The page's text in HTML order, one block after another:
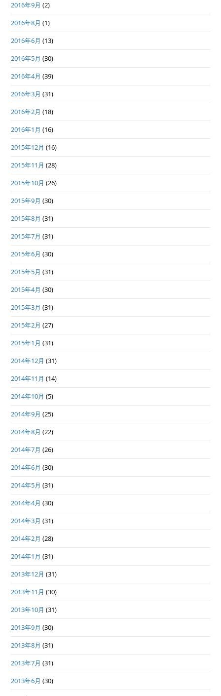
2016年9月 (2)
2016年8月 (1)
2016年6月 (13)
2016年5月 (30)
2016年4月 (39)
2016年3月 (31)
2016年2月 (18)
2016年1月 (16)
2015年12月 (16)
2015年11月 (28)
2015年10月 (26)
2015年9月 (30)
2015年8月 (31)
2015年7月 (31)
2015年6月 (30)
2015年5月 (31)
2015年4月 (30)
2015年3月 (31)
2015年2月 (27)
2015年1月 (31)
2014年12月 (31)
2014年11月 (14)
2014年10月 (5)
2014年9月 (25)
2014年8月 (22)
2014年7月 (26)
2014年6月 (30)
2014年5月 (31)
2014年4月 (30)
2014年3月 (31)
2014年2月 (28)
2014年1月 (31)
2013年12月 (31)
2013年11月 (30)
2013年10月 (31)
2013年9月 (30)
2013年8月 (31)
2013年7月 (31)
2013年6月 (30)